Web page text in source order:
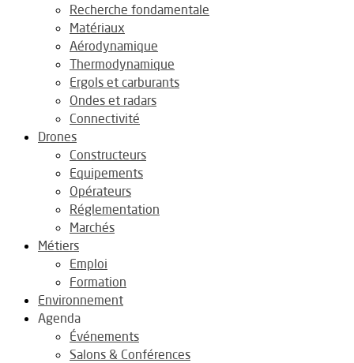
Recherche fondamentale
Matériaux
Aérodynamique
Thermodynamique
Ergols et carburants
Ondes et radars
Connectivité
Drones
Constructeurs
Equipements
Opérateurs
Réglementation
Marchés
Métiers
Emploi
Formation
Environnement
Agenda
Événements
Salons & Conférences